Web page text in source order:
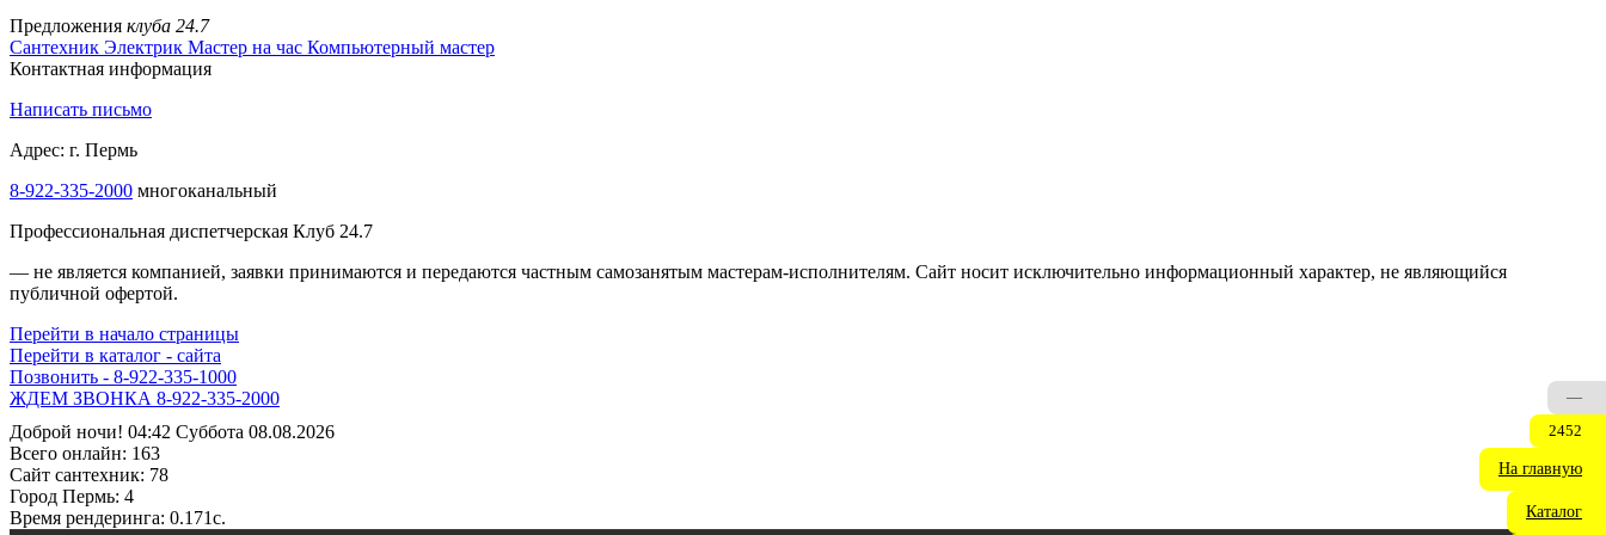
Предложения клуба 24.7
Сантехник Электрик Мастер на час Компьютерный мастер
Контактная информация
Написать письмо
Адрес: г. Пермь
8-922-335-1000 многоканальный
Профессиональная диспетчерская Клуб 24.7
— не является компанией, заявки принимаются и передаются частным самозанятым мастерам‑исполнителям. Сайт носит исключительно информационный характер, не являющийся
публичной офертой.
Перейти в начало страницы
Перейти в каталог - сайта
Позвонить - 8-922-335-1000
Жми - 8-922-335-3000!
Доброй ночи! 04:42 Суббота 08.08.2026
Всего онлайн: 163
Сайт cантехник: 78
Город Пермь: 4
Время рендеринга: 0.171c.
—
2452
На главную
Каталог